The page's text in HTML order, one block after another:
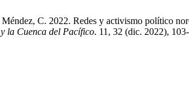
C. 2022. Redes y activismo político
la Cuenca del Pacífico. 11, 32 (dic. 2022),